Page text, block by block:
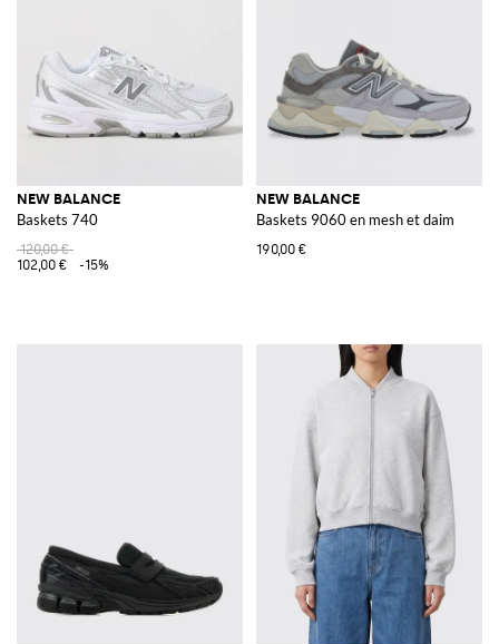
NEW BALANCE
Baskets 740
120,00 €
102,00 €
-15%
NEW BALANCE
Baskets 9060 en mesh et daim
190,00 €